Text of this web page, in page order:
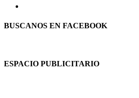
BUSCANOS EN FACEBOOK
ESPACIO PUBLICITARIO